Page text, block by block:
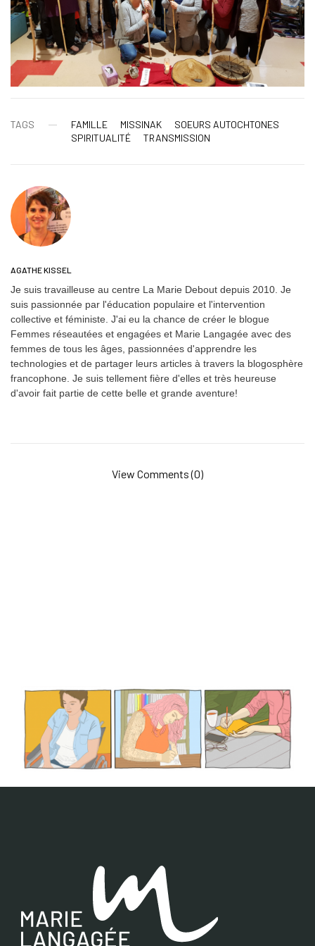
TAGS FAMILLE MISSINAK
SOEURS AUTOCHTONES
SPIRITUALITÉ
TRANSMISSION
AGATHE KISSEL
Je suis travailleuse au centre La Marie Debout depuis 2010. Je
suis passionnée par l'éducation populaire et l'intervention
collective et féministe. J'ai eu la chance de créer le blogue
Femmes réseautées et engagées et Marie Langagée avec des
femmes de tous les âges, passionnées d'apprendre les
technologies et de partager leurs articles à travers la blogosphère
francophone. Je suis tellement fière d'elles et très heureuse
d'avoir fait partie de cette belle et grande aventure!
View Comments (0)